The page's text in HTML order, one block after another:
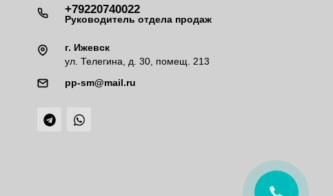
+79220740022
Руководитель отдела продаж
г. Ижевск
ул. Телегина, д. 30, помещ. 213
pp-sm@mail.ru